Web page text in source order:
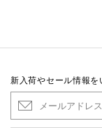
新入荷やセール情報を